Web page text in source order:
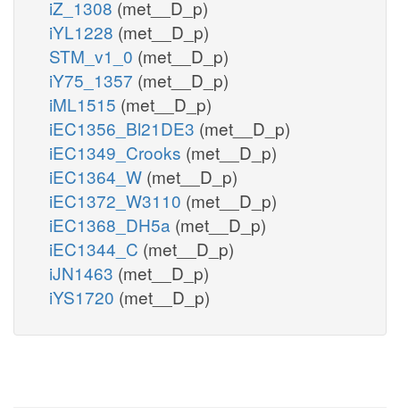
iZ_1308 (met__D_p)
iYL1228 (met__D_p)
STM_v1_0 (met__D_p)
iY75_1357 (met__D_p)
iML1515 (met__D_p)
iEC1356_Bl21DE3 (met__D_p)
iEC1349_Crooks (met__D_p)
iEC1364_W (met__D_p)
iEC1372_W3110 (met__D_p)
iEC1368_DH5a (met__D_p)
iEC1344_C (met__D_p)
iJN1463 (met__D_p)
iYS1720 (met__D_p)